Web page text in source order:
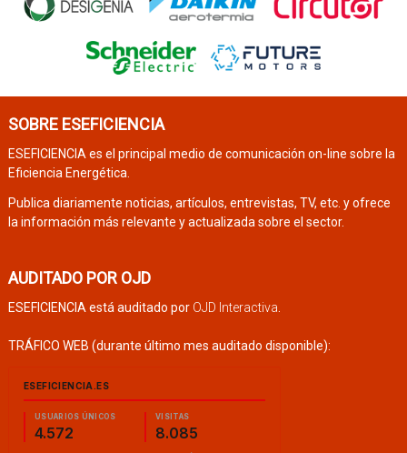
SOBRE ESEFICIENCIA
ESEFICIENCIA es el principal medio de comunicación on-line sobre la
Eficiencia Energética.
Publica diariamente noticias, artículos, entrevistas, TV, etc. y ofrece
la información más relevante y actualizada sobre el sector.
AUDITADO POR OJD
ESEFICIENCIA está auditado por OJD Interactiva
TRÁFICO WEB (durante último mes auditado disponible):